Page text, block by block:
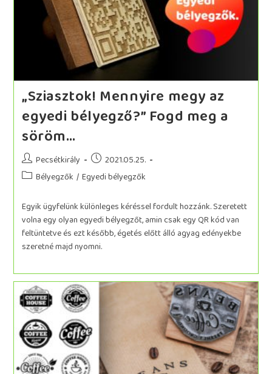
„Sziasztok! Mennyire megy az
egyedi bélyegző?” Fogd meg a
söröm…
Pecsétkirály
2021.05.25.
Bélyegzők / Egyedi bélyegzők
Egyik ügyfelünk különleges kéréssel fordult hozzánk. Szeretett
volna egy olyan egyedi bélyegzőt, amin csak egy QR kód van
feltüntetve és ezt később, égetés előtt álló agyag edényekbe
szeretné majd nyomni.